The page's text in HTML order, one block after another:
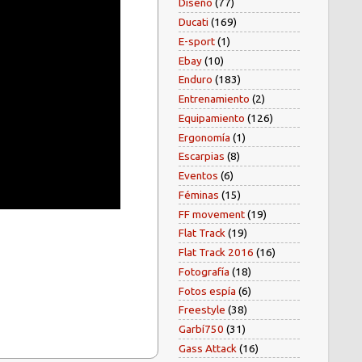
Diseño (77)
Ducati (169)
E-sport(1)
Ebay(10)
Enduro (183)
Entrenamiento (2)
Equipamiento (126)
Ergonomía (1)
Escarpias (8)
Eventos (6)
Féminas (15)
FF movement(19)
Flat Track(19)
Flat Track 2016 (16)
Fotografía (18)
Fotos espía (6)
Freestyle (38)
Garbí750 (31)
Gass Attack (16)